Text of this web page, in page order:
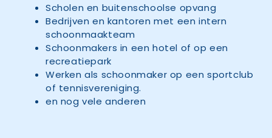
Scholen en buitenschoolse opvang
Bedrijven en kantoren met een intern
schoonmaakteam
Schoonmakers in een hotel of op een
recreatiepark
Werken als schoonmaker op een sportclub
of tennisvereniging.
en nog vele anderen